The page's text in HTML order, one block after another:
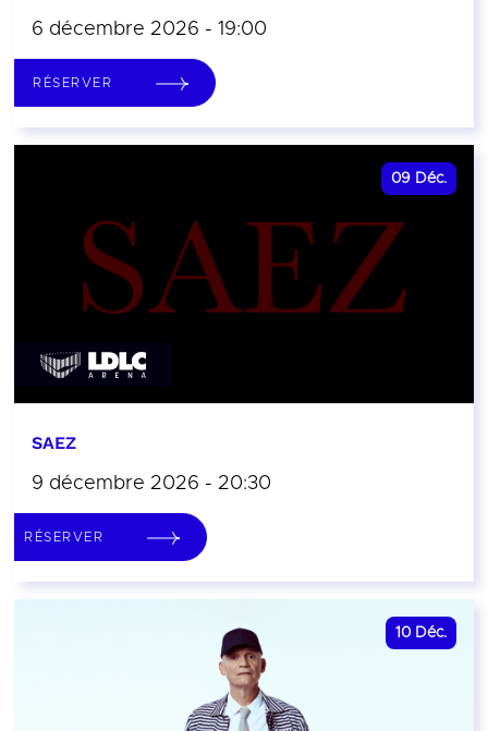
6 décembre 2026 - 19:00
RÉSERVER
09 Déc.
SAEZ
9 décembre 2026 - 20:30
RÉSERVER
10 Déc.